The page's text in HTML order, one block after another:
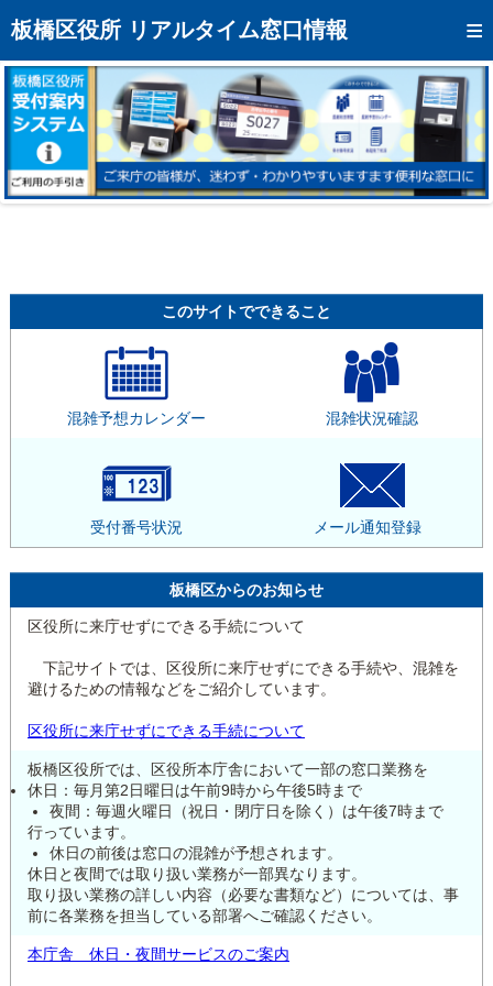
板橋区役所 リアルタイム窓口情報
トップページへ
混雑予想カレンダー
リアルタイム混雑状況
リアルタイム受付番号状況
メール通知登録
モバイルサイト
区役所フロアマップ
このサイトでできること
混雑予想カレンダー 混雑状況確認
受付番号状況 メール通知登録
板橋区からのお知らせ
区役所に来庁せずにできる手続について
下記サイトでは、区役所に来庁せずにできる手続や、混雑を
避けるための情報などをご紹介しています。
区役所に来庁せずにできる手続について
板橋区役所では、区役所本庁舎において一部の窓口業務を
休日：毎月第2日曜日は午前9時から午後5時まで
夜間：毎週火曜日（祝日・閉庁日を除く）は午後7時まで
行っています。
休日の前後は窓口の混雑が予想されます。
休日と夜間では取り扱い業務が一部異なります。
取り扱い業務の詳しい内容（必要な書類など）については、事
前に各業務を担当している部署へご確認ください。
本庁舎 休日・夜間サービスのご案内